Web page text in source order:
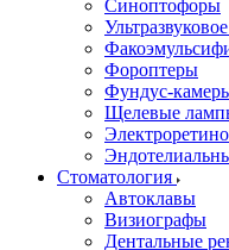
Синоптофоры
Фороптеры
Фундус-
Щелевые
Стоматология
Автоклавы
Визиографы
Дентальные